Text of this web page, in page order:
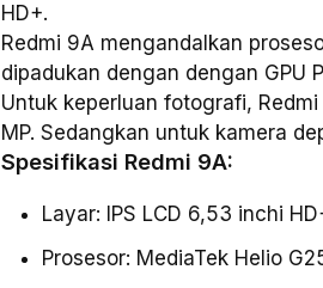
HD+.
Redmi 9A mengandalkan
dipadukan dengan dengan GPU
Untuk keperluan fotografi,
MP. Sedangkan untuk kamera
Spesifikasi Redmi 9A:
Layar: IPS LCD 6,53 inchi
Prosesor: MediaTek Helio